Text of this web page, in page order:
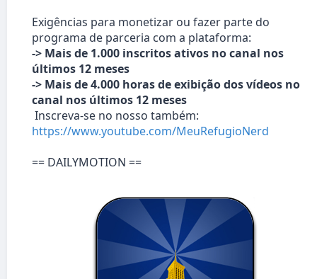
Exigências para monetizar ou fazer parte do
programa de parceria com a plataforma:
-> Mais de 1.000 inscritos ativos no canal nos
últimos 12 meses
-> Mais de 4.000 horas de exibição dos vídeos no
canal nos últimos 12 meses
Inscreva-se no nosso também:
https://www.youtube.com/MeuRefugioNerd
== DAILYMOTION ==